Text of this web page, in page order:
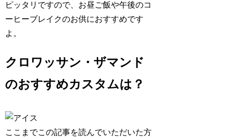
ピッタリですので、お昼ご飯や午後のコ
ーヒーブレイクのお供におすすめです
よ。
クロワッサン・ザマンド
のおすすめカスタムは？
ここまでこの記事を読んでいただいた方